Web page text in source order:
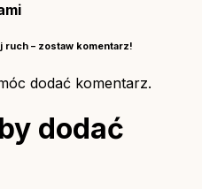
ruch – zostaw komentarz!
dodać komentarz.
dodać